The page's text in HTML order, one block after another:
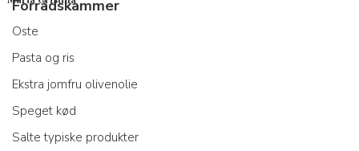
Forrådskammer
Oste
Pasta og ris
Ekstra jomfru olivenolie
Speget kød
Salte typiske produkter